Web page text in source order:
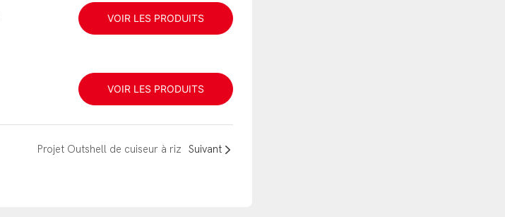
VOIR LES PRODUITS
VOIR LES PRODUITS
Projet Outshell de cuiseur à riz Suivant